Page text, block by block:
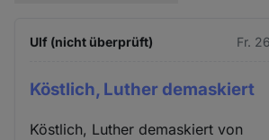
Ulf (nicht überprüft) Fr.
Köstlich, Luther demaskiert
Köstlich, Luther demaskiert von